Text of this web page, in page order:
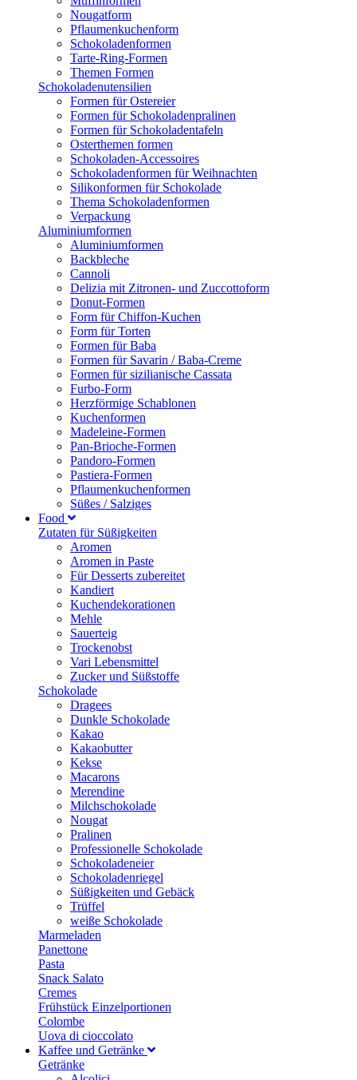
Nougatform
Pflaumenkuchenform
Schokoladenformen
Tarte-Ring-Formen
Themen Formen
Schokoladenutensilien
Formen für Ostereier
Formen für Schokoladenpralinen
Formen für Schokoladentafeln
Osterthemen formen
Schokoladen-Accessoires
Schokoladenformen für Weihnachten
Silikonformen für Schokolade
Thema Schokoladenformen
Verpackung
Aluminiumformen
Aluminiumformen
Backbleche
Cannoli
Delizia mit Zitronen- und Zuccottoform
Donut-Formen
Form für Chiffon-Kuchen
Form für Torten
Formen für Baba
Formen für Savarin / Baba-Creme
Formen für sizilianische Cassata
Furbo-Form
Herzförmige Schablonen
Kuchenformen
Madeleine-Formen
Pan-Brioche-Formen
Pandoro-Formen
Pastiera-Formen
Pflaumenkuchenformen
Süßes / Salziges
Food
Zutaten für Süßigkeiten
Aromen
Aromen in Paste
Für Desserts zubereitet
Kandiert
Kuchendekorationen
Mehle
Sauerteig
Trockenobst
Vari Lebensmittel
Zucker und Süßstoffe
Schokolade
Dragees
Dunkle Schokolade
Kakao
Kakaobutter
Kekse
Macarons
Merendine
Milchschokolade
Nougat
Pralinen
Professionelle Schokolade
Schokoladeneier
Schokoladenriegel
Süßigkeiten und Gebäck
Trüffel
weiße Schokolade
Marmeladen
Panettone
Pasta
Snack Salato
Cremes
Frühstück Einzelportionen
Colombe
Uova di cioccolato
Kaffee und Getränke
Getränke